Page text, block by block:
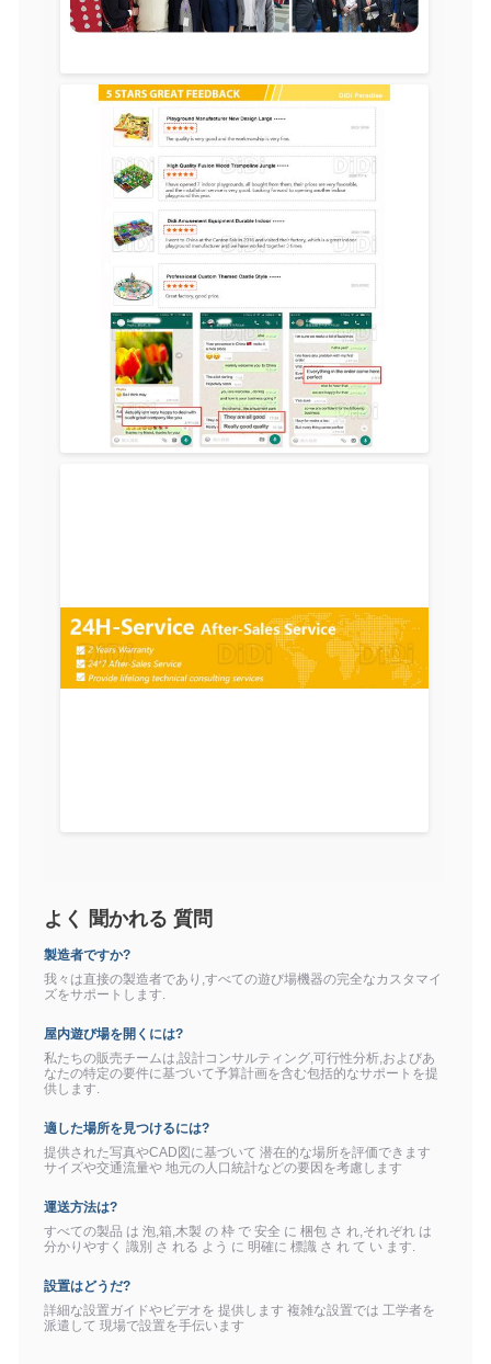
よく 聞かれる 質問
製造者ですか?
我々は直接の製造者であり,すべての遊び場機器の完全なカスタマイ
ズをサポートします.
屋内遊び場を開くには?
私たちの販売チームは,設計コンサルティング,可行性分析,およびあ
なたの特定の要件に基づいて予算計画を含む包括的なサポートを提
供します.
適した場所を見つけるには?
提供された写真やCAD図に基づいて 潜在的な場所を評価できます
サイズや交通流量や 地元の人口統計などの要因を考慮します
運送方法は?
すべての製品 は 泡,箱,木製 の 枠 で 安全 に 梱包 さ れ,それぞれ は
分かりやすく 識別 さ れる よう に 明確に 標識 さ れ て い ます.
設置はどうだ?
詳細な設置ガイドやビデオを 提供します 複雑な設置では 工学者を
派遣して 現場で設置を手伝います